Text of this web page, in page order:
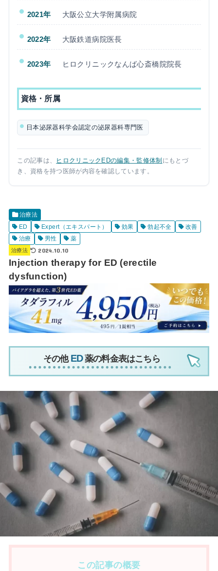
2021年 大阪公立大学附属病院
2022年 大阪鉄道病院医長
2023年 ヒロクリニックなんば心斎橋院院長
資格・所属
日本泌尿器科学会認定の泌尿器科専門医
この記事は、 ヒロクリニックEDの編集・監修体制 にもとづ
き、資格を持つ医師が内容を確認しています。
治療法
ED
Expert（エキスパート） 効果 勃起不全
改善
治療
男性 薬
治療法 2024.10.10
Injection therapy for ED (erectile
dysfunction)
その他 薬の料金表はこちら
この記事の概要